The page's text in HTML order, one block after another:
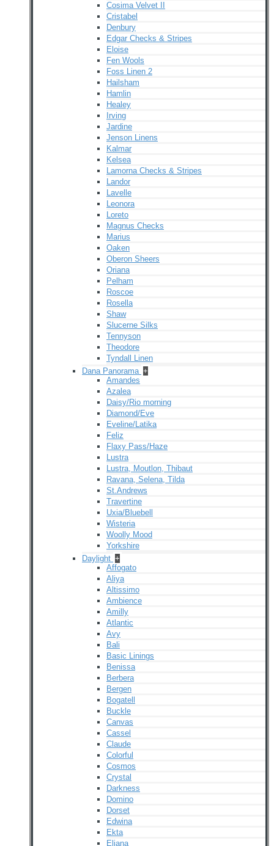
Cosima Velvet II
Cristabel
Denbury
Edgar Checks & Stripes
Eloise
Fen Wools
Foss Linen 2
Hailsham
Hamlin
Healey
Irving
Jardine
Jenson Linens
Kalmar
Kelsea
Lamorna Checks & Stripes
Landor
Lavelle
Leonora
Loreto
Magnus Checks
Marius
Oaken
Oberon Sheers
Oriana
Pelham
Roscoe
Rosella
Shaw
Slucerne Silks
Tennyson
Theodore
Tyndall Linen
Dana Panorama +
Amandes
Azalea
Daisy/Rio morning
Diamond/Eve
Eveline/Latika
Feliz
Flaxy Pass/Haze
Lustra
Lustra, Moutlon, Thibaut
Ravana, Selena, Tilda
St.Andrews
Travertine
Uxia/Bluebell
Wisteria
Woolly Mood
Yorkshire
Daylight +
Affogato
Aliya
Altissimo
Ambience
Amilly
Atlantic
Avy
Bali
Basic Linings
Benissa
Berbera
Bergen
Bogatell
Buckle
Canvas
Cassel
Claude
Colorful
Cosmos
Crystal
Darkness
Domino
Dorset
Edwina
Ekta
Eliana